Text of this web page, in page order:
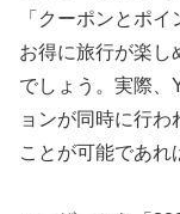
「クーポンとポ
お得に旅行が楽し
でしょう。実際、
ョンが同時に行
ことが可能であれ